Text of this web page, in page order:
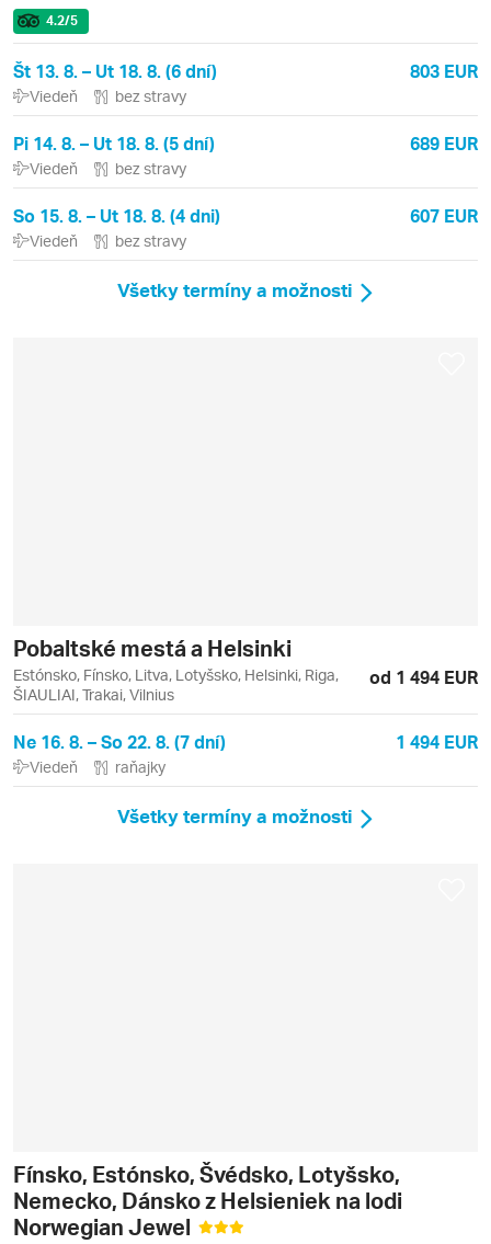
4.2/5
Št 13. 8. – Ut 18. 8. (6 dní) 803 EUR
Viedeň bez stravy
Pi 14. 8. – Ut 18. 8. (5 dní) 689 EUR
Viedeň bez stravy
So 15. 8. – Ut 18. 8. (4 dni) 607 EUR
Viedeň bez stravy
Všetky termíny a možnosti
Pobaltské mestá a Helsinki
Estónsko, Fínsko, Litva, Lotyšsko, Helsinki, Riga,
ŠIAULIAI, Trakai, Vilnius
od 1 494 EUR
Ne 16. 8. – So 22. 8. (7 dní) 1 494 EUR
Viedeň raňajky
Všetky termíny a možnosti
Fínsko, Estónsko, Švédsko, Lotyšsko,
Nemecko, Dánsko z Helsieniek na lodi
Norwegian Jewel